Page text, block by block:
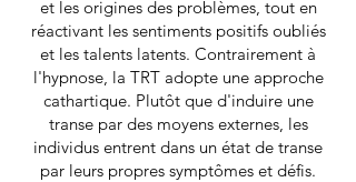
et les origines des problèmes, tout en
réactivant les sentiments positifs oubliés
et les talents latents. Contrairement à
l'hypnose, la TRT adopte une approche
cathartique. Plutôt que d'induire une
transe par des moyens externes, les
individus entrent dans un état de transe
par leurs propres symptômes et défis.